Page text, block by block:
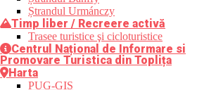
Ștrandul Urmánczy
Timp liber / Recreere activă
Trasee turistice şi cicloturistice
Centrul Național de Informare si
Promovare Turistica din Toplița
Harta
PUG-GIS